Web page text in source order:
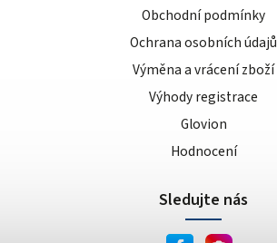
Obchodní podmínky
Ochrana osobních údajů
Výměna a vrácení zboží
Výhody registrace
Glovion
Hodnocení
Sledujte nás